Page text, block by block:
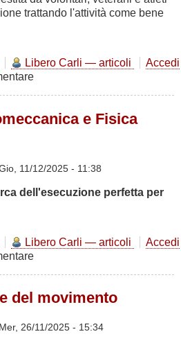
trattando l'attività come bene
Cliente
o
Libero Carli — articoli
Accedi
e Fisica
11/12/2025 - 11:38
dell'esecuzione perfetta per
Squat:
e
Applicata
Libero Carli — articoli
Accedi
del movimento
Mer, 26/11/2025 - 15:34